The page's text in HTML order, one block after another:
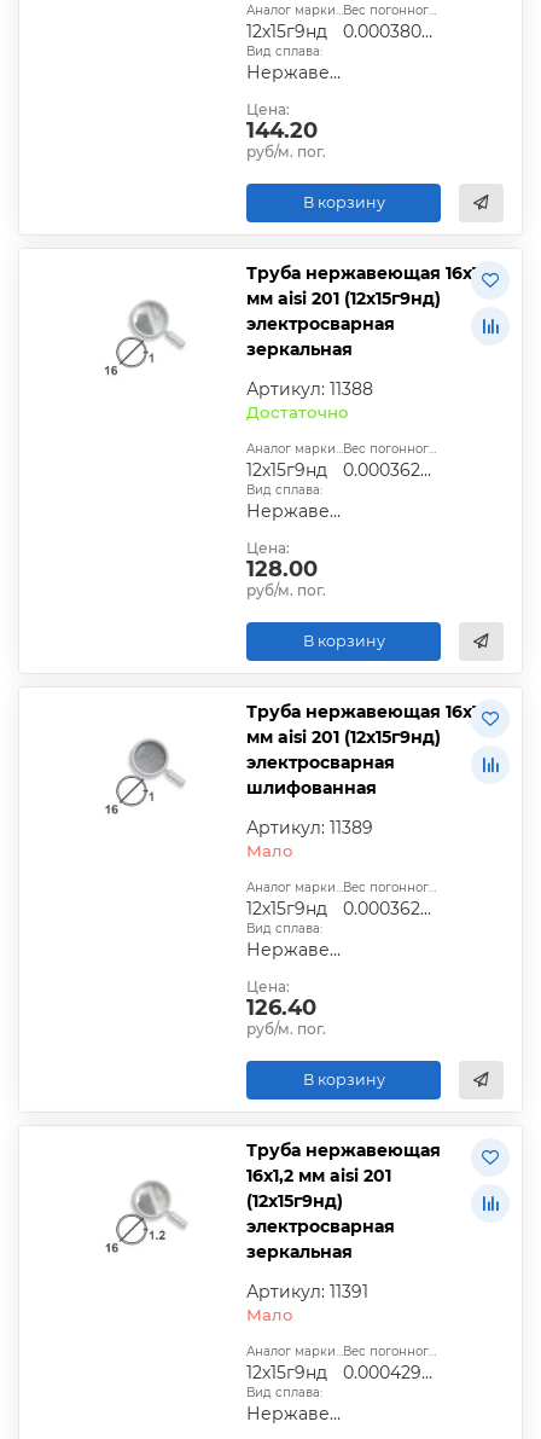
Аналог марки стали:
12х15г9нд
Вес погонного метра, т.:
0.0003809925
Вид сплава:
Нержавеющая сталь
Цена:
144.20
руб/м. пог.
В корзину
Труба нержавеющая 16х1
мм aisi 201 (12х15г9нд)
электросварная
зеркальная
Артикул: 11388
Достаточно
Аналог марки стали:
12х15г9нд
Вес погонного метра, т.:
0.00036285
Вид сплава:
Нержавеющая сталь
Цена:
128.00
руб/м. пог.
В корзину
Труба нержавеющая 16х1
мм aisi 201 (12х15г9нд)
электросварная
шлифованная
Артикул: 11389
Мало
Аналог марки стали:
12х15г9нд
Вес погонного метра, т.:
0.00036285
Вид сплава:
Нержавеющая сталь
Цена:
126.40
руб/м. пог.
В корзину
Труба нержавеющая
16х1,2 мм aisi 201
(12х15г9нд)
электросварная
зеркальная
Артикул: 11391
Мало
Аналог марки стали:
12х15г9нд
Вес погонного метра, т.:
0.0004296144
Вид сплава:
Нержавеющая сталь